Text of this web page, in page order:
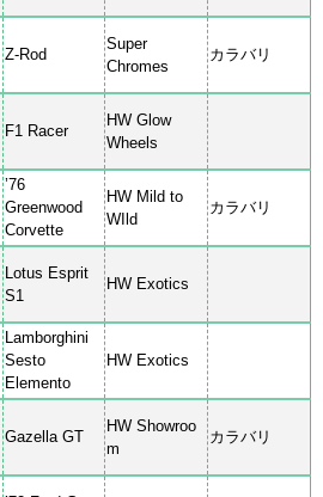
Z-Rod
Super
Chromes
カラバリ
F1 Racer
HW Glow
Wheels
’76
Greenwood
Corvette
HW Mild to
WIld
カラバリ
Lotus Esprit
S1
HW Exotics
Lamborghini
Sesto
Elemento
HW Exotics
Gazella GT
HW Showroo
m
カラバリ